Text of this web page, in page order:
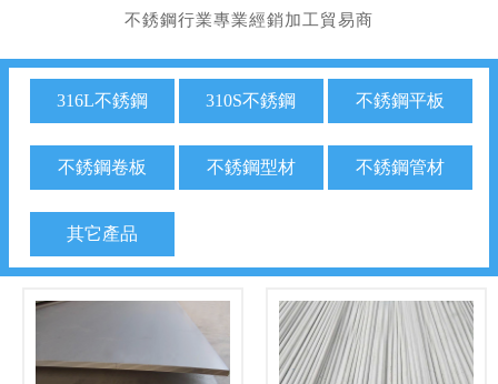
戰略伙伴
行業百科 ▼
聯系我們 ▼
不銹鋼行業專業經銷加工貿易商
316L不銹鋼 310S不銹鋼 不銹鋼平板
不銹鋼卷板 不銹鋼型材 不銹鋼管材
其它產品